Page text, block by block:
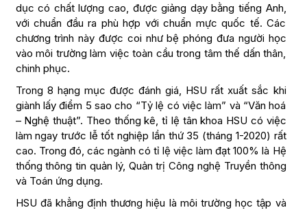
dục có chất lượng cao, được giảng dạy bằng tiếng Anh,
với chuẩn đầu ra phù hợp với chuẩn mực quốc tế. Các
chương trình này được coi như bệ phóng đưa người học
vào môi trường làm việc toàn cầu trong tâm thế dấn thân,
chinh phục.
Trong 8 hạng mục được đánh giá, HSU rất xuất sắc khi
giành lấy điểm 5 sao cho “Tỷ lệ có việc làm” và “Văn hoá
– Nghệ thuật”. Theo thống kê, tỉ lệ tân khoa HSU có việc
làm ngay trước lễ tốt nghiệp lần thứ 35 (tháng 1-2020) rất
cao. Trong đó, các ngành có tỉ lệ việc làm đạt 100% là Hệ
thống thông tin quản lý, Quản trị Công nghệ Truyền thông
và Toán ứng dụng.
HSU đã khẳng định thương hiệu là môi trường học tập và